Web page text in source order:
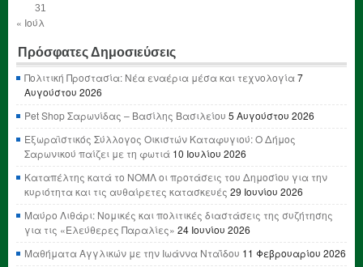
31
« Ιούλ
Πρόσφατες Δημοσιεύσεις
Πολιτική Προστασία: Νέα εναέρια μέσα και τεχνολογία7
Αυγούστου 2026
Pet Shop Σαρωνίδας – Βασίλης Βασιλείου 5 Αυγούστου 2026
Εξωραϊστικός Σύλλογος Οικιστών Καταφυγιού: Ο Δήμος
Σαρωνικού παίζει με τη φωτιά 10 Ιουλίου 2026
Καταπέλτης κατά το ΝΟΜΛ οι προτάσεις του Δημοσίου για την
κυριότητα και τις αυθαίρετες κατασκευές 29 Ιουνίου 2026
Μαύρο Λιθάρι: Νομικές και πολιτικές διαστάσεις της συζήτησης
για τις «Ελεύθερες Παραλίες» 24 Ιουνίου 2026
Μαθήματα Αγγλικών με την Ιωάννα Νταΐδου 11 Φεβρουαρίου 2026